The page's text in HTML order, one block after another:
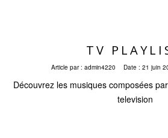
TV
Article par : admin4220 Date : 21 juin
Découvrez les musiques composées
television